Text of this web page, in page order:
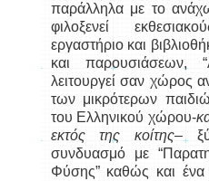
παράλληλα με το
φιλοξενεί
εργαστήριο και
και παρουσιάσεων,
λειτουργεί σαν χώρος
των μικρότερων
του Ελληνικού χώρου-
εκτός της κοίτης–
συνδυασμό με
Φύσης” καθώς και ένα